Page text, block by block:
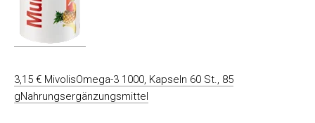
3,15 € MivolisOmega-3 1000, Kapseln 60 St., 85
gNahrungsergänzungsmittel